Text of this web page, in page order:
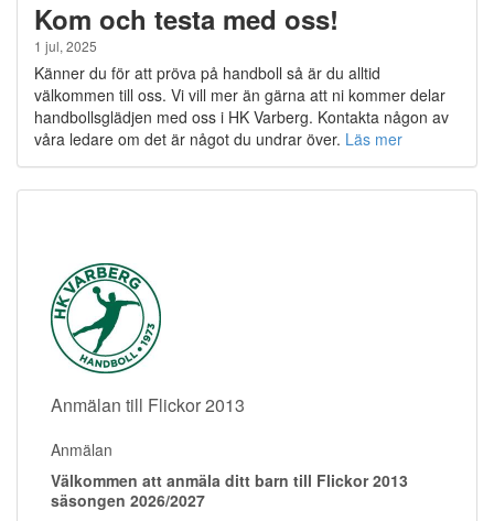
Kom och testa med oss!
1 jul, 2025
Känner du för att pröva på handboll så är du alltid
välkommen till oss. Vi vill mer än gärna att ni kommer delar
handbollsglädjen med oss i HK Varberg. Kontakta någon av
våra ledare om det är något du undrar över. Läs mer